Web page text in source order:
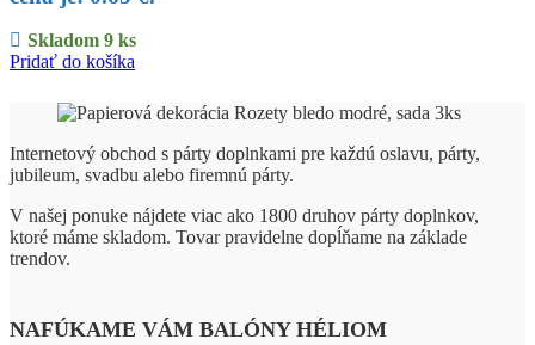
Skladom 9 ks
Pridať do košíka
Internetový obchod s párty doplnkami pre každú oslavu, párty,
jubileum, svadbu alebo firemnú párty.
V našej ponuke nájdete viac ako 1800 druhov párty doplnkov,
ktoré máme skladom. Tovar pravidelne dopĺňame na základe
trendov.
NAFÚKAME VÁM BALÓNY HÉLIOM